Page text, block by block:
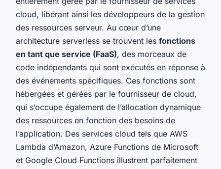
cloud, libérant ainsi les développeurs de la gestion
des ressources serveur. Au cœur d’une
architecture serverless se trouvent les fonctions
en tant que service (FaaS), des morceaux de
code indépendants qui sont exécutés en réponse à
des événements spécifiques. Ces fonctions sont
hébergées et gérées par le fournisseur de cloud,
qui s’occupe également de l’allocation dynamique
des ressources en fonction des besoins de
l’application. Des services cloud tels que AWS
Lambda d’Amazon, Azure Functions de Microsoft
et Google Cloud Functions illustrent parfaitement